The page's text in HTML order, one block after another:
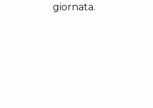
giornata.